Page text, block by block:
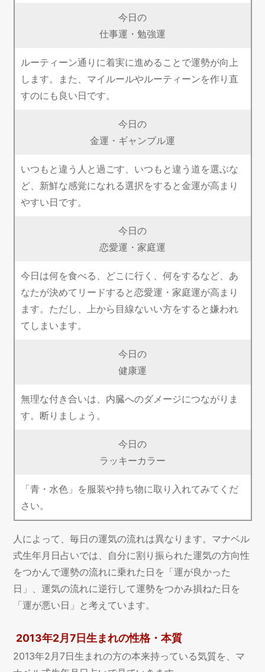
今日の
仕事運・勉強運
ルーティーン通りに着実に進めることで運勢が向上
します。また、マイルールやルーティーンを作り直
すのにも良い日です。
今日の
金運・ギャンブル運
いつもと違う人と過ごす、いつもと違う道を選ぶな
ど、新鮮な感覚になれる選択をすると金運が高まり
やすい日です。
今日の
恋愛運・家庭運
今日は何を食べる、どこに行く、何をするなど、あ
なたが決めてリードすると恋愛運・家庭運が高まり
ます。ただし、上から目線ないい方をすると嫌われ
てしまいます。
今日の
健康運
無理な付き合いは、内臓へのダメージにつながりま
す。断りましょう。
今日の
ラッキーカラー
「青・水色」を服装や持ち物に取り入れてみてくだ
さい。
人によって、毎日の運気の流れは異なります。マナベル
式生年月日占いでは、自分に割り振られた運気の方向性
をつかんで運勢の流れに乗れた日を「運が良かった
日」、運気の流れに逆行して運勢をつかみ損ねた日を
「運が悪い日」と考えています。
2013年2月7日生まれの性格・本質
2013年2月7日生まれの方の本来持っている気質を、マ